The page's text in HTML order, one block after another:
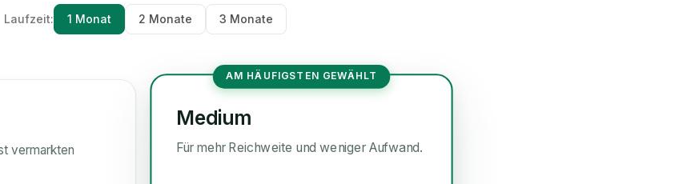
Laufzeit: 1 Monat 2 Monate 3 Monate
vermarkten
AM HÄUFIGSTEN GEWÄHLT
Medium
Für mehr Reichweite und weniger Aufwand.